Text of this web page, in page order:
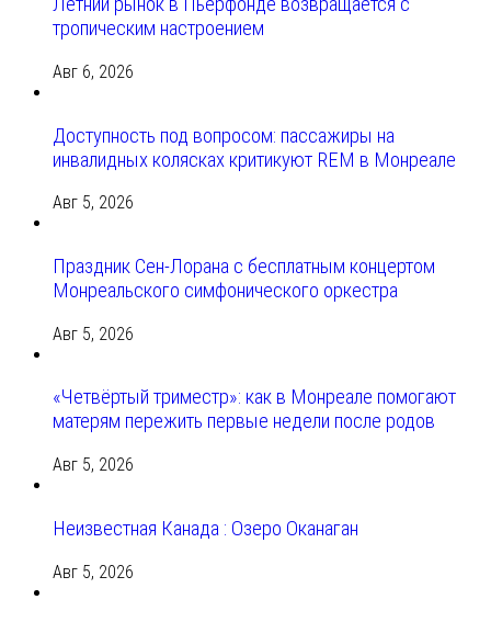
тропическим настроением
Авг 6, 2026
Доступность под вопросом: пассажиры на
инвалидных колясках критикуют REM в Монреале
Авг 5, 2026
Праздник Сен-Лорана с бесплатным концертом
Монреальского симфонического оркестра
Авг 5, 2026
«Четвёртый триместр»: как в Монреале помогают
матерям пережить первые недели после родов
Авг 5, 2026
Неизвестная Канада : Озеро Оканаган
Авг 5, 2026